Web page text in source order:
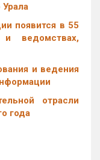
появится в 55
и ведомствах,
и ведения
отрасли
года